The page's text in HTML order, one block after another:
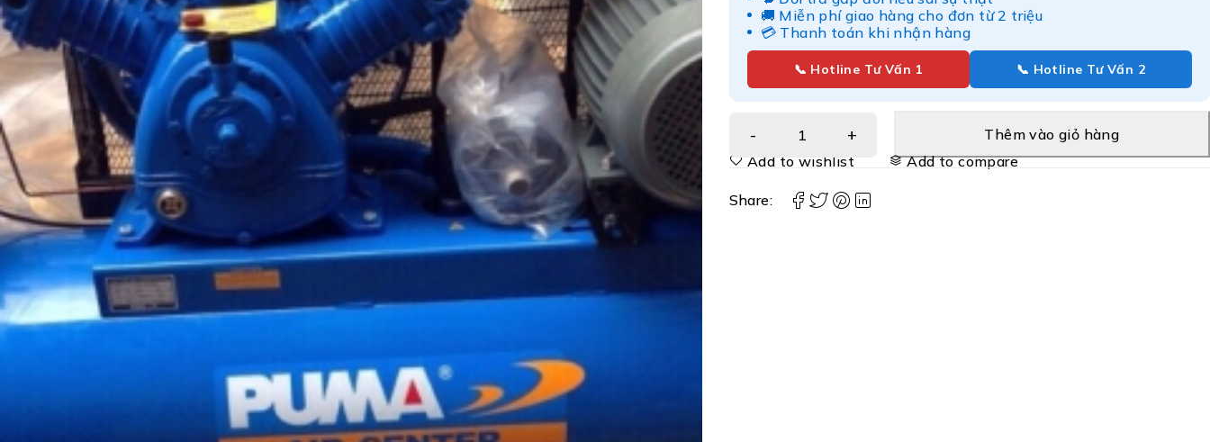
🚚 Miễn phí giao hàng cho đơn từ 2 triệu
💳 Thanh toán khi nhận hàng
📞 Hotline Tư Vấn 1 📞 Hotline Tư Vấn 2
Thêm vào giỏ hàng
Add to wishlist
Add to compare
Share: